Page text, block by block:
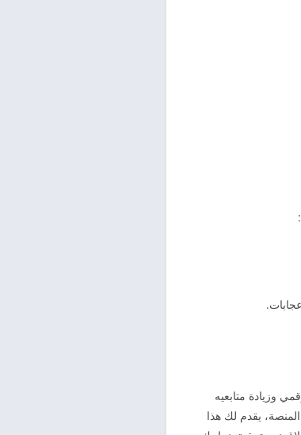
وزيادة متابعيه
يقدم لك هذا